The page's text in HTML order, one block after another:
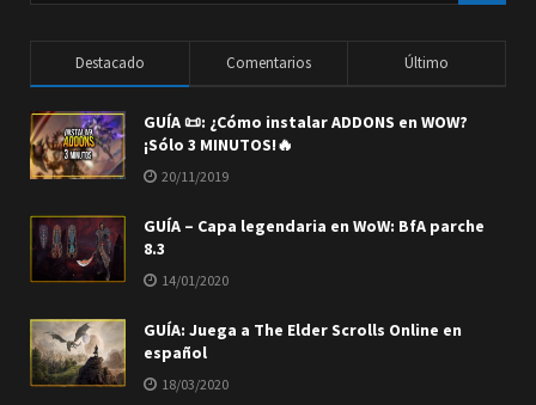
Destacado Comentarios Último
GUÍA 📜: ¿Cómo instalar ADDONS en WOW?
¡Sólo 3 MINUTOS!🔥
20/11/2019
GUÍA – Capa legendaria en WoW: BfA parche
8.3
14/01/2020
GUÍA: Juega a The Elder Scrolls Online en
español
18/03/2020